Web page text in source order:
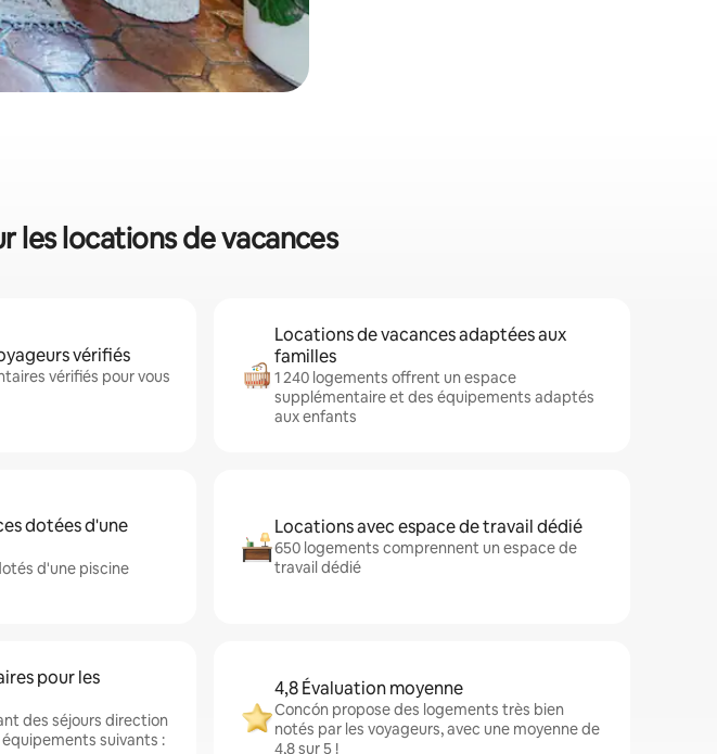
les locations de vacances
vérifiés
vérifiés pour vous
Locations de vacances adaptées aux
familles
1 240 logements offrent un espace
supplémentaire et des équipements adaptés
aux enfants
dotées d'une
d'une piscine
Locations avec espace de travail dédié
650 logements comprennent un espace de
travail dédié
pour les
des séjours direction
suivants :
4,8 Évaluation moyenne
Concón propose des logements très bien
notés par les voyageurs, avec une moyenne de
4,8 sur 5 !